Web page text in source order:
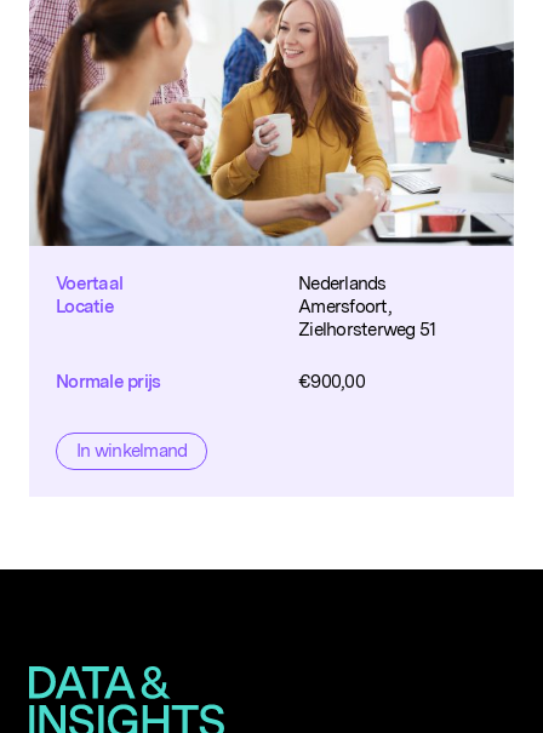
Voertaal
Nederlands
Locatie
Amersfoort,
Zielhorsterweg 51
Normale prijs €900,00
In winkelmand